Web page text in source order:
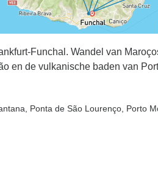
Funchal. Wandel van
en de vulkanische baden van
, Ponta de São Lourenço , Porto